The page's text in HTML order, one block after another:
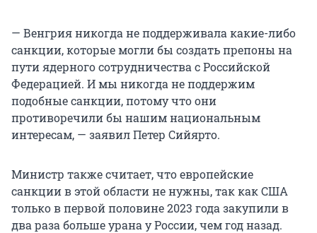
— Венгрия никогда не поддерживала какие-либо
санкции, которые могли бы создать препоны на
пути ядерного сотрудничества с Российской
Федерацией. И мы никогда не поддержим
подобные санкции, потому что они
противоречили бы нашим национальным
интересам, — заявил Петер Сийярто.
Министр также считает, что европейские
санкции в этой области не нужны, так как США
только в первой половине 2023 года закупили в
два раза больше урана у России, чем год назад.